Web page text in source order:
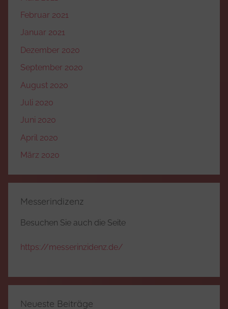
Februar 2021
Januar 2021
Dezember 2020
September 2020
August 2020
Juli 2020
Juni 2020
April 2020
März 2020
Messerindizenz
Besuchen Sie auch die Seite
https://messerinzidenz.de/
Neueste Beiträge